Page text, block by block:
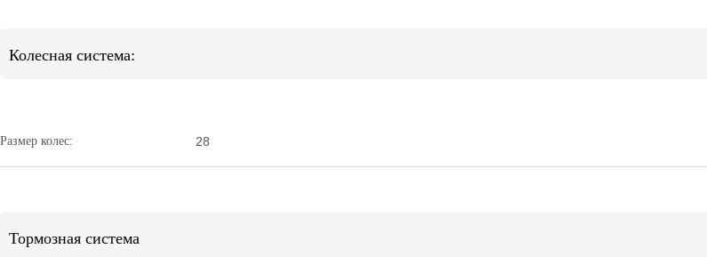
Колесная система:
Размер колес: 28
Тормозная система